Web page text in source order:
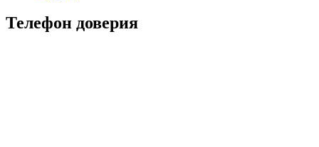
Телефон доверия